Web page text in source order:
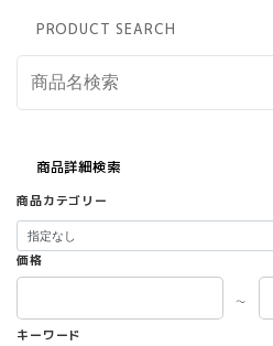
PRODUCT SEARCH
商品詳細検索
商品カテゴリー
価格
～
キーワード